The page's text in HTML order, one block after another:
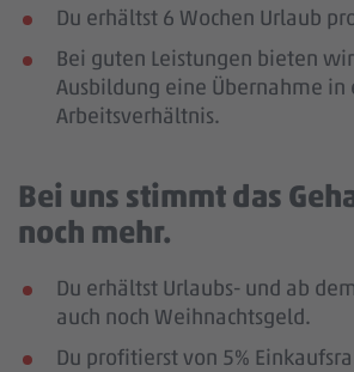
Du erhältst 6 Wochen Urlaub
Bei guten Leistungen bieten
Ausbildung eine Übernahme in
Arbeitsverhältnis.
Bei uns stimmt das
noch mehr.
Du erhältst Urlaubs- und ab
auch noch Weihnachtsgeld.
Du profitierst von 5%